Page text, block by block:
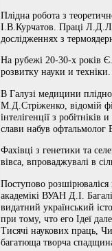
Плідна робота з
І.В.Курчатов. Праці
дослідженнях з
На рубежі 20-30-х років
розвитку науки и техніки.
В Галузі медицини
М.Д.Стріженко, відомій
інтелігенції з
слави набув офтальмолог
Фахівці з генетики та
вівса, впроваджувалі в
Поступово розшірюваліся
академікі ВУАН Д.І.
видатний український
при тому, что его Ідеї
Тисячі наукових праць,
багатюща творча